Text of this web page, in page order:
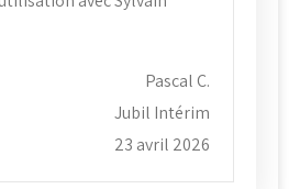
Pascal C.
Jubil Intérim
23 avril 2026